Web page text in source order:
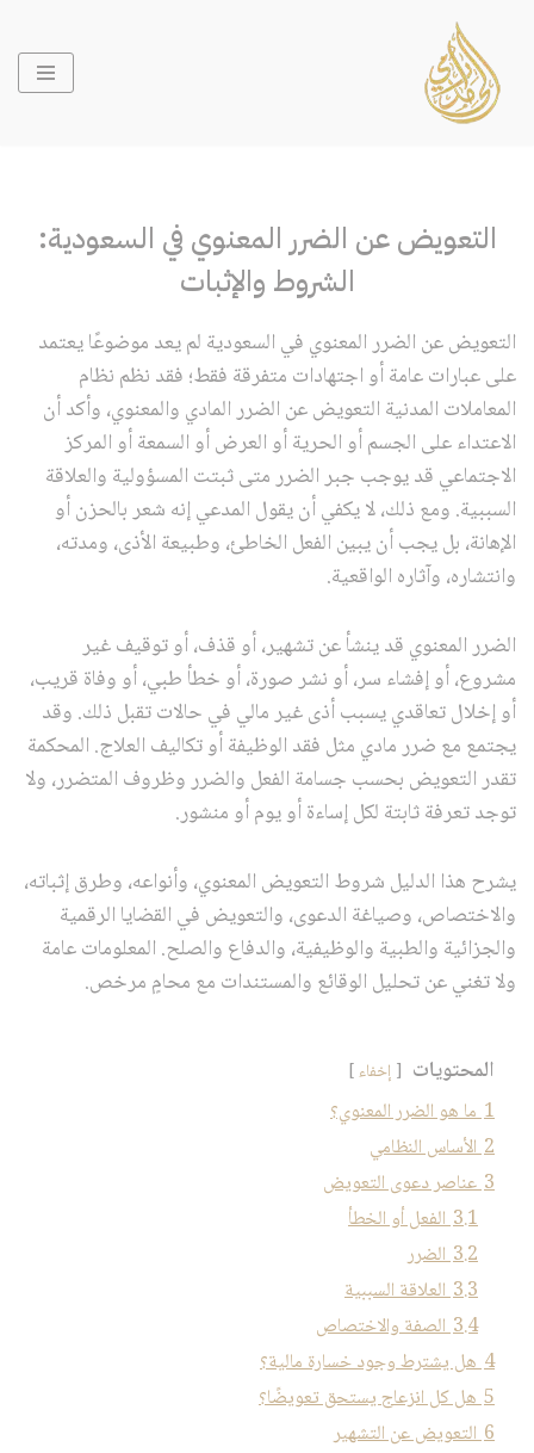
تخطى
إلى
المحتوى
التعويض عن الضرر المعنوي في السعودية:
الشروط والإثبات
التعويض عن الضرر المعنوي في السعودية لم يعد موضوعًا يعتمد
على عبارات عامة أو اجتهادات متفرقة فقط؛ فقد نظم نظام
المعاملات المدنية التعويض عن الضرر المادي والمعنوي، وأكد أن
الاعتداء على الجسم أو الحرية أو العرض أو السمعة أو المركز
الاجتماعي قد يوجب جبر الضرر متى ثبتت المسؤولية والعلاقة
السببية. ومع ذلك، لا يكفي أن يقول المدعي إنه شعر بالحزن أو
الإهانة، بل يجب أن يبين الفعل الخاطئ، وطبيعة الأذى، ومدته،
وانتشاره، وآثاره الواقعية.
الضرر المعنوي قد ينشأ عن تشهير، أو قذف، أو توقيف غير
مشروع، أو إفشاء سر، أو نشر صورة، أو خطأ طبي، أو وفاة قريب،
أو إخلال تعاقدي يسبب أذى غير مالي في حالات تقبل ذلك. وقد
يجتمع مع ضرر مادي مثل فقد الوظيفة أو تكاليف العلاج. المحكمة
تقدر التعويض بحسب جسامة الفعل والضرر وظروف المتضرر، ولا
توجد تعرفة ثابتة لكل إساءة أو يوم أو منشور.
يشرح هذا الدليل شروط التعويض المعنوي، وأنواعه، وطرق إثباته،
والاختصاص، وصياغة الدعوى، والتعويض في القضايا الرقمية
والجزائية والطبية والوظيفية، والدفاع والصلح. المعلومات عامة
ولا تغني عن تحليل الوقائع والمستندات مع محامٍ مرخص.
المحتويات إخفاء
1 ما هو الضرر المعنوي؟
2 الأساس النظامي
3 عناصر دعوى التعويض
3.1 الفعل أو الخطأ
3.2 الضرر
3.3 العلاقة السببية
3.4 الصفة والاختصاص
4 هل يشترط وجود خسارة مالية؟
5 هل كل انزعاج يستحق تعويضًا؟
6 التعويض عن التشهير